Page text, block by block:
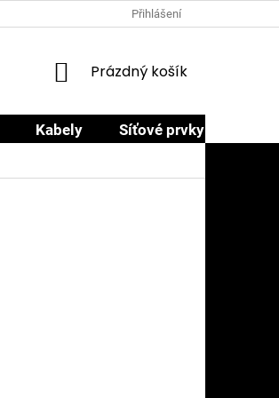
OBCHODNÍ PODMÍNKY
Přihlášení
NÁKUPNÍ
Prázdný košík
Kabely Síťové prvky